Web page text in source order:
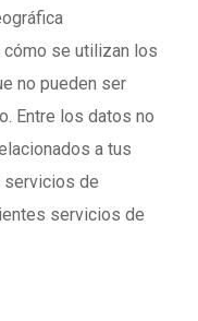
cómo se utilizan los
no pueden ser
Entre los datos no
a tus
servicios de
servicios de